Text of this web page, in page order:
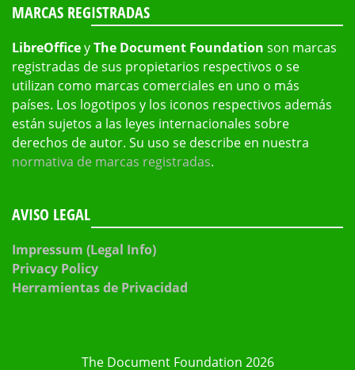
MARCAS REGISTRADAS
LibreOfficeyThe Document Foundation son marcas
registradas de sus propietarios respectivos o se
utilizan como marcas comerciales en uno o más
países. Los logotipos y los iconos respectivos además
están sujetos a las leyes internacionales sobre
derechos de autor. Su uso se describe en nuestra
normativa de marcas registradas.
AVISO LEGAL
Impressum (Legal Info)
Privacy Policy
Herramientas de Privacidad
The Document Foundation 2026